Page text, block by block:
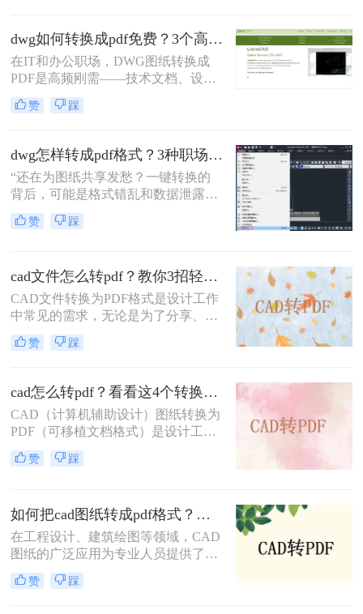
防篡改的刚性需求。
dwg如何转换成pdf免费？3个高效精准方法，职场人亲测无坑！
在IT和办公职场，DWG图纸转换成
PDF是高频刚需——技术文档、设计
稿、项目报告常需PDF格式分享或打
印。但市面上多数工具转换不精准
（需装软件、调参数），甚至收费陷
阱频出。作为深耕办公软件测评7年
的小编，我亲测了20+方案，排除
WPS、命令行、迅捷等工具，只聚焦
真正免费、有效、安全的路径。今天
分享3个方法，助你告别“转换焦虑”，
赞 踩
dwg怎样转成pdf格式？3种职场人必备的高效方法，最后一招绝了！
“还在为图纸共享发愁？一键转换的
背后，可能是格式错乱和数据泄露的
双重陷阱。” 作为从业多年的办公软
件测评博主，我见过太多人因选错转
赞 踩
cad文件怎么转pdf？教你3招轻松解决！
CAD文件转换为PDF格式是设计工作
中常见的需求，无论是为了分享、存
档还是打印，PDF格式都能提供高质
量的输出。那么CAD文件怎么转PDF
为PDF的方法。
赞 踩
cad怎么转pdf？看看这4个转换方法！
CAD（计算机辅助设计）图纸转换为
PDF（可移植文档格式）是设计工作
中常见的需求。PDF格式不仅具有良
好的兼容性和可读性，还能有效保护
图纸转换为PDF的高效方法。
赞 踩
如何把cad图纸转成pdf格式？这四种方法轻松转换！
在工程设计、建筑绘图等领域，CAD
图纸的广泛应用为专业人员提供了极
大的便利。然而，有时我们需要将
CAD图纸转换成PDF格式，以便在不
赞 踩